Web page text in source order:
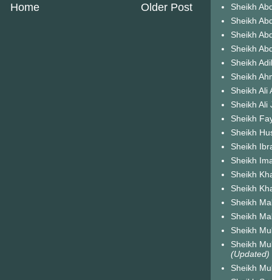
Older Post
Home
Sheikh
Sheikh
Sheikh
Sheikh
Sheikh
Sheikh
Sheikh Ali
Sheikh Ali
Sheikh
Sheikh
Sheikh
Sheikh
Sheikh
Sheikh
Sheikh
Sheikh
Sheikh
Sheikh
(Updated)
Sheikh